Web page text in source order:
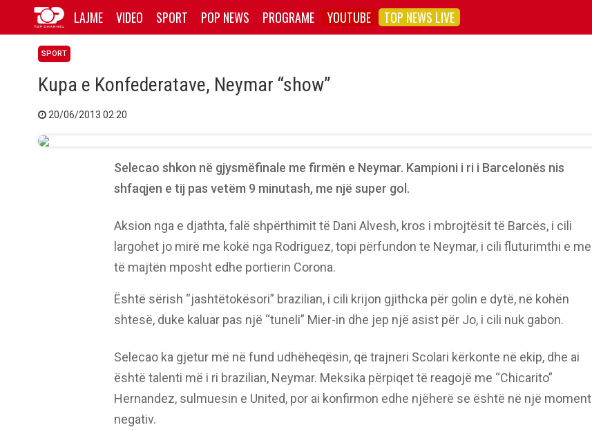
LAJME VIDEO SPORT POP NEWS PROGRAME YOUTUBE TOP NEWS LIVE
SPORT
Kupa e Konfederatave, Neymar “show”
20/06/2013 02:20
Selecao shkon në gjysmëfinale me firmën e Neymar. Kampioni i ri i Barcelonës nis
shfaqjen e tij pas vetëm 9 minutash, me një super gol.
Aksion nga e djathta, falë shpërthimit të Dani Alvesh, kros i mbrojtësit të Barcës, i cili
largohet jo mirë me kokë nga Rodriguez, topi përfundon te Neymar, i cili fluturimthi e me
të majtën mposht edhe portierin Corona.
Është sërish “jashtëtokësori” brazilian, i cili krijon gjithcka për golin e dytë, në kohën
shtesë, duke kaluar pas një “tuneli” Mier-in dhe jep një asist për Jo, i cili nuk gabon.
Selecao ka gjetur më në fund udhëheqësin, që trajneri Scolari kërkonte në ekip, dhe ai
është talenti më i ri brazilian, Neymar. Meksika përpiqet të reagojë me “Chicarito”
Hernandez, sulmuesin e United, por ai konfirmon edhe njëherë se është në një moment
negativ.